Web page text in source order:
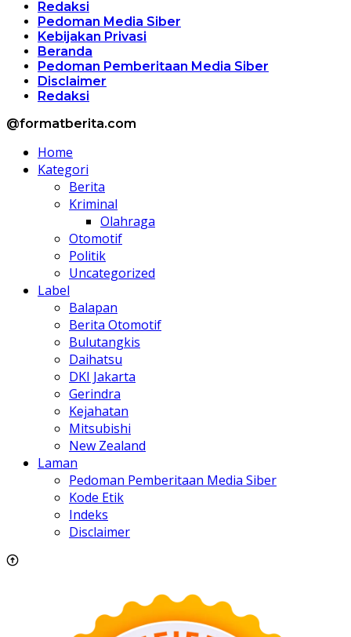
Redaksi
Pedoman Media Siber
Kebijakan Privasi
Beranda
Pedoman Pemberitaan Media Siber
Disclaimer
Redaksi
@formatberita.com
Home
Kategori
Berita
Kriminal
Olahraga
Otomotif
Politik
Uncategorized
Label
Balapan
Berita Otomotif
Bulutangkis
Daihatsu
DKI Jakarta
Gerindra
Kejahatan
Mitsubishi
New Zealand
Laman
Pedoman Pemberitaan Media Siber
Kode Etik
Indeks
Disclaimer